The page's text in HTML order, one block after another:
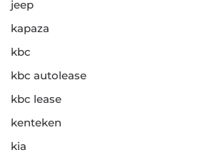
jeep
kapaza
kbc
kbc autolease
kbc lease
kenteken
kia